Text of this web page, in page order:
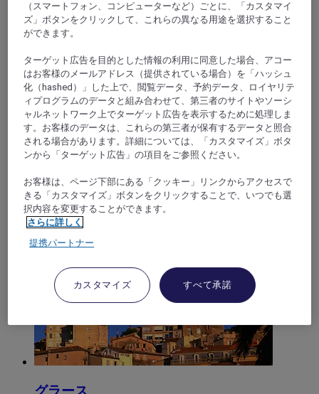
ヴィルヌーヴルベ
マンドリューラナプール
グラース
（スマートフォン、コンピューターなど）ごとに、「カスタマイ
ズ」ボタンをクリックして、これらの異なる用途を選択すること
ができます。
ターゲット広告を目的とした情報の利用に同意した場合、アコー
はお客様のメールアドレス（提供されている場合）を「ハッシュ
化（hashed）」した上で、閲覧データ、予約データ、ロイヤリテ
ィプログラムのデータと組み合わせて、第三者のサイトやソーシ
ャルネットワーク上でターゲット広告を表示するために処理しま
す。お客様のデータは、これらの第三者が保有するデータと照合
される場合があります。詳細については、「カスタマイズ」ボタ
ンから「ターゲット広告」の項目をご参照ください。
お客様は、ページ下部にある「クッキー」リンクからアクセスで
きる「カスタマイズ」ボタンをクリックすることで、いつでも選
択内容を変更することができます。
さらに詳しく
提携パートナー
カスタマイズ すべて承諾